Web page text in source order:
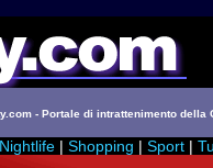
- Portale di intrattenimento della
Nightlife | Shopping | Sport |